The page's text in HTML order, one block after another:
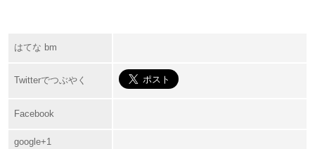
はてな bm
Twitterでつぶやく
Facebook
google+1